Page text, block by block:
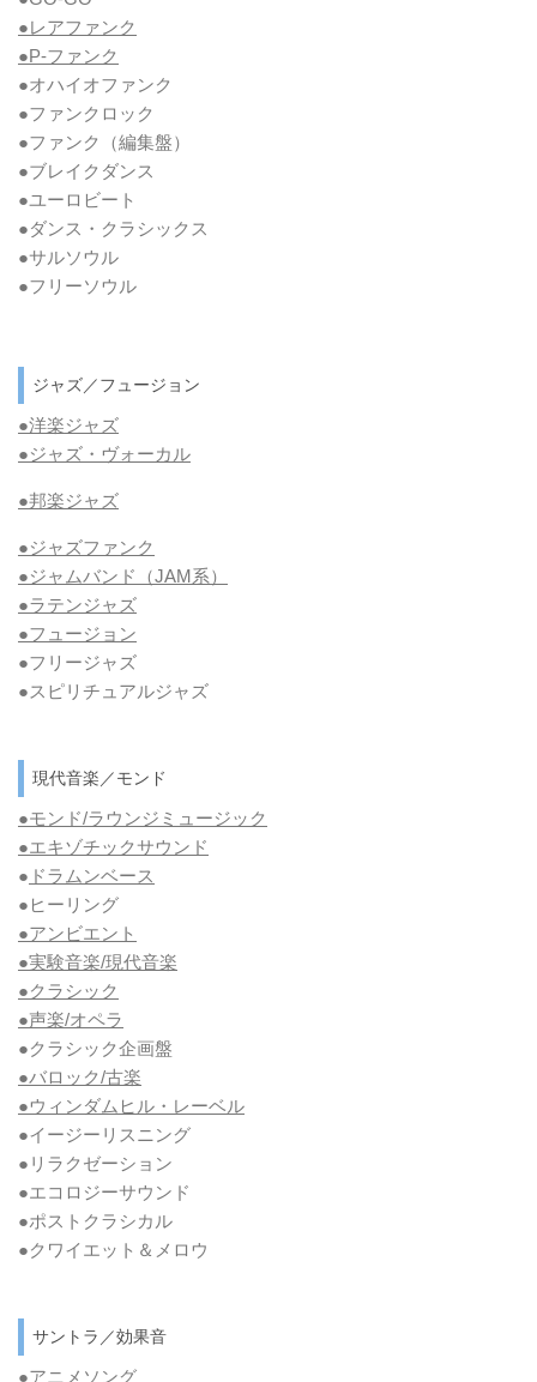
●レアファンク
●P-ファンク
●オハイオファンク
●ファンクロック
●ファンク
（編集盤）
●ブレイクダンス
●ユーロビート
●ダンス・クラシックス
●サルソウル
●フリーソウル
ジャズ／フュージョン
●洋楽ジャズ
●ジャズ・ヴォーカル
●邦楽ジャズ
●ジャズファンク
●ジャムバンド（JAM系）
●ラテンジャズ
●フュージョン
●フリージャズ
●スピリチュアルジャズ
現代音楽／モンド
●モンド/ラウンジミュージック
●エキゾチックサウンド
● ドラムンベース
●ヒーリング
●アンビエント
●実験音楽/現代音楽
●クラシック
●声楽/オペラ
●クラシック企画盤
●バロック/古楽
●ウィンダムヒル・レーベル
●イージーリスニング
●リラクゼーション
●エコロジーサウンド
●ポストクラシカル
●クワイエット＆メロウ
サントラ／効果音
●アニメソング